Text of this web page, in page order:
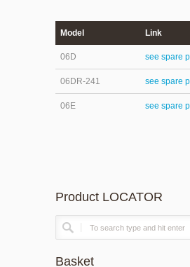
Model Link
06D see spare
06DR-241 see spare
06E see spare
Product LOCATOR
Basket